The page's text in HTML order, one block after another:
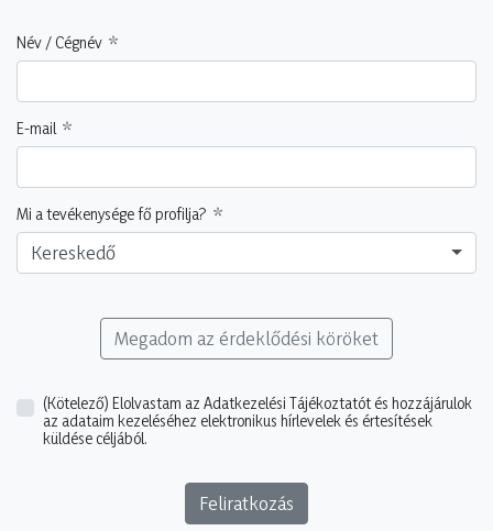
Név / Cégnév
E-mail
Mi a tevékenysége fő profilja?
Kereskedő
Megadom az érdeklődési köröket
(Kötelező) Elolvastam az Adatkezelési Tájékoztatót és hozzájárulok
az adataim kezeléséhez elektronikus hírlevelek és értesítések
küldése céljából.
Feliratkozás